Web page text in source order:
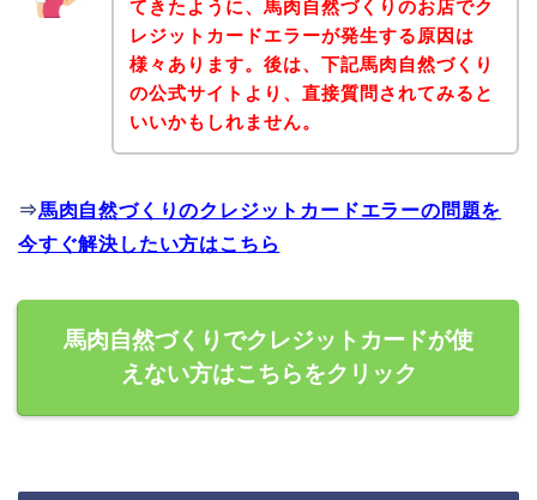
てきたように、馬肉自然づくりのお店でク
レジットカードエラーが発生する原因は
様々あります。後は、下記馬肉自然づくり
の公式サイトより、直接質問されてみると
いいかもしれません。
⇒馬肉自然づくりのクレジットカードエラーの問題を
今すぐ解決したい方はこちら
馬肉自然づくりでクレジットカードが使
えない方はこちらをクリック